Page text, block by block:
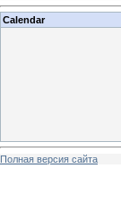
Calendar
Полная версия сайта